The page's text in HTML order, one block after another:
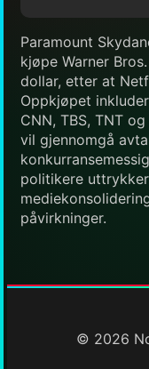
Paramount
kjøpe Warner
dollar, etter at
Oppkjøpet
CNN, TBS, TNT
vil gjennomgå
politikere
påvirkninger.
© 2026